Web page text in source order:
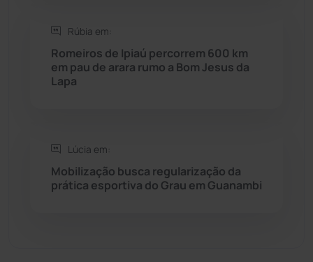
Sudoeste Baiano (1530)
Tecnologia
Rúbia em:
Romeiros de Ipiaú percorrem 600 km
em pau de arara rumo a Bom Jesus da
Lapa
Lúcia em:
Mobilização busca regularização da
prática esportiva do Grau em Guanambi